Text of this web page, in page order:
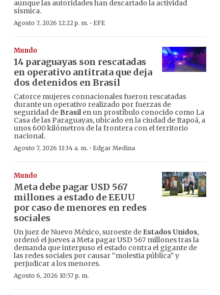
aunque las autoridades han descartado la actividad
sísmica.
Agosto 7, 2026 12:22 p. m. · EFE
Mundo
14 paraguayas son rescatadas
en operativo antitrata que deja
dos detenidos en Brasil
Catorce mujeres connacionales fueron rescatadas
durante un operativo realizado por fuerzas de
seguridad de Brasilen un prostíbulo conocido como La
Casa de las Paraguayas, ubicado en la ciudad de Itapoá, a
unos 600 kilómetros de la frontera con el territorio
nacional.
Agosto 7, 2026 11:34 a. m. · Edgar Medina
Mundo
Meta debe pagar USD 567
millones a estado de EEUU
por caso de menores en redes
sociales
Un juez de Nuevo México, suroeste de Estados Unidos,
ordenó el jueves a Meta pagar USD 567 millones tras la
demanda que interpuso el estado contra el gigante de
las redes sociales por causar “molestia pública” y
perjudicar a los menores.
Agosto 6, 2026 10:57 p. m.